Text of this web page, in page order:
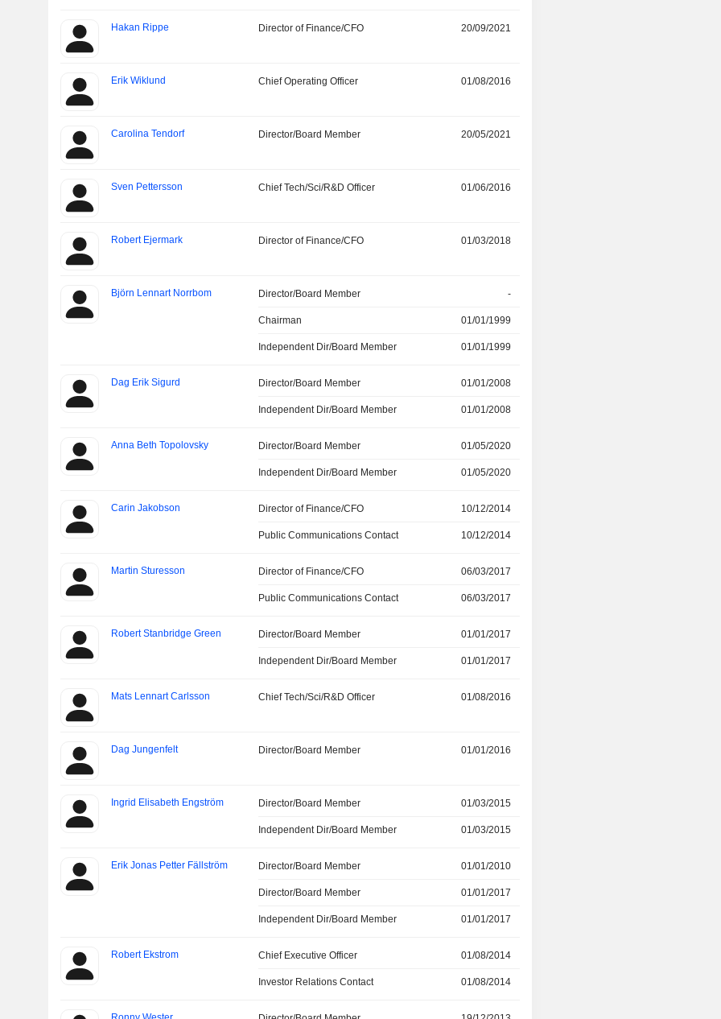
Hakan Rippe Director of Finance/CFO 20/09/2021
Erik Wiklund Chief Operating Officer 01/08/2016
Carolina Tendorf Director/Board Member 20/05/2021
Sven Pettersson Chief Tech/Sci/R&D Officer 01/06/2016
Robert Ejermark Director of Finance/CFO 01/03/2018
Björn Lennart Norrbom Director/Board Member -
Chairman 01/01/1999
Independent Dir/Board Member 01/01/1999
Dag Erik Sigurd Director/Board Member 01/01/2008
Independent Dir/Board Member 01/01/2008
Anna Beth Topolovsky Director/Board Member 01/05/2020
Independent Dir/Board Member 01/05/2020
Carin Jakobson Director of Finance/CFO 10/12/2014
Public Communications Contact 10/12/2014
Martin Sturesson Director of Finance/CFO 06/03/2017
Public Communications Contact 06/03/2017
Robert Stanbridge Green Director/Board Member 01/01/2017
Independent Dir/Board Member 01/01/2017
Mats Lennart Carlsson Chief Tech/Sci/R&D Officer 01/08/2016
Dag Jungenfelt Director/Board Member 01/01/2016
Ingrid Elisabeth Engström Director/Board Member 01/03/2015
Independent Dir/Board Member 01/03/2015
Erik Jonas Petter Fällström Director/Board Member 01/01/2010
Director/Board Member 01/01/2017
Independent Dir/Board Member 01/01/2017
Robert Ekstrom Chief Executive Officer 01/08/2014
Investor Relations Contact 01/08/2014